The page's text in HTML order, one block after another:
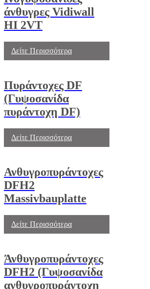
άνθυγρες Vidiwall
ΗΙ 2VT
Δείτε Περισσότερα
Πυράντοχες DF
(Γυψοσανίδα
πυράντοχη DF)
Δείτε Περισσότερα
Ανθυγροπυράντοχες
DFΗ2
Massivbauplatte
Δείτε Περισσότερα
Άνθυγροπυράντοχες
DFΗ2 (Γυψοσανίδα
ανθυγροπυράντοχη